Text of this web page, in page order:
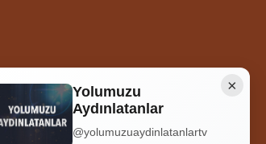
Ziyaretçi Sayısı
252.011.943
Hosted by İhlas Net
×
Yolumuzu
Aydınlatanlar
@yolumuzuaydinlatanlartv